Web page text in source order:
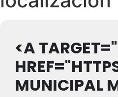
<A
MUNICIPAL